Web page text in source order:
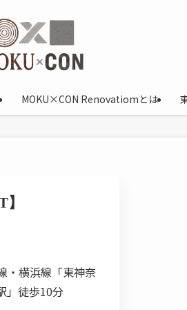
MOKU×CON Renovatiomとは
・横浜線「東神奈
」徒歩10分